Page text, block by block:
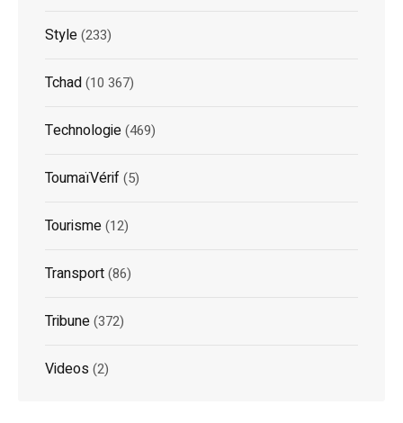
Style(233)
Tchad(10 367)
Technologie(469)
ToumaïVérif(5)
Tourisme(12)
Transport(86)
Tribune(372)
Videos(2)